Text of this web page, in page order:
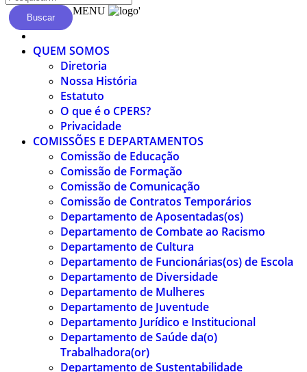
Buscar
MENU '
QUEM SOMOS
Diretoria
Nossa História
Estatuto
O que é o CPERS?
Privacidade
COMISSÕES E DEPARTAMENTOS
Comissão de Educação
Comissão de Formação
Comissão de Comunicação
Comissão de Contratos Temporários
Departamento de Aposentadas(os)
Departamento de Combate ao Racismo
Departamento de Cultura
Departamento de Funcionárias(os) de Escola
Departamento de Diversidade
Departamento de Mulheres
Departamento de Juventude
Departamento Jurídico e Institucional
Departamento de Saúde da(o)
Trabalhadora(or)
Departamento de Sustentabilidade